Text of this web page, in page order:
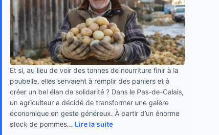
Et si, au lieu de voir des tonnes de nourriture finir à la
poubelle, elles servaient à remplir des paniers et à
créer un bel élan de solidarité ? Dans le Pas-de-Calais,
un agriculteur a décidé de transformer une galère
économique en geste généreux. À partir d’un énorme
stock de pommes... Lire la suite